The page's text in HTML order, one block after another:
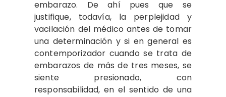
embarazo. De ahí pues que se
justifique, todavía, la perplejidad y
vacilación del médico antes de tomar
una determinación y si en general es
contemporizador cuando se trata de
embarazos de más de tres meses, se
siente presionado, con
responsabilidad, en el sentido de una